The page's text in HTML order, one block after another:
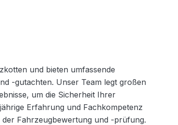
und bieten umfassende
-gutachten. Unser Team legt großen
um die Sicherheit Ihrer
Erfahrung und Fachkompetenz
Fahrzeugbewertung und -prüfung.